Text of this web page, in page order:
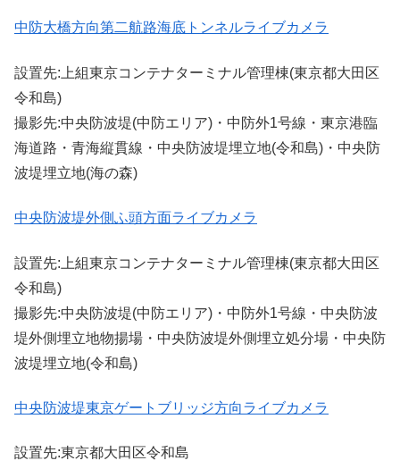
中防大橋方向第二航路海底トンネルライブカメラ
設置先:上組東京コンテナターミナル管理棟(東京都大田区
令和島)
撮影先:中央防波堤(中防エリア)・中防外1号線・東京港臨
海道路・青海縦貫線・中央防波堤埋立地(令和島)・中央防
波堤埋立地(海の森)
中央防波堤外側ふ頭方面ライブカメラ
設置先:上組東京コンテナターミナル管理棟(東京都大田区
令和島)
撮影先:中央防波堤(中防エリア)・中防外1号線・中央防波
堤外側埋立地物揚場・中央防波堤外側埋立処分場・中央防
波堤埋立地(令和島)
中央防波堤東京ゲートブリッジ方向ライブカメラ
設置先:東京都大田区令和島